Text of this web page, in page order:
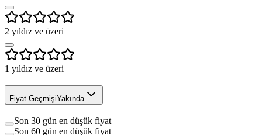
2 yıldız ve üzeri
1 yıldız ve üzeri
Fiyat GeçmişiYakında
Son 30 gün en düşük fiyat
Son 60 gün en düşük fiyat